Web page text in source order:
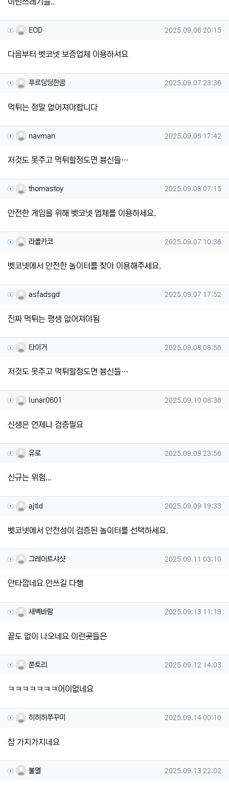
EOD님의 댓글
EOD 작성일
2025.09.06 20:15
다음부터 벳코넷 보증업체 이용하셔요
푸르딩딩한곰님의 댓글
푸르딩딩한곰 작성일
2025.09.07 23:36
먹튀는 정말 없어져야합니다
navman님의 댓글
navman 작성일
2025.09.06 17:42
저것도 못주고 먹튀할정도면 븅신들…
thomastoy님의 댓글
thomastoy 작성일
2025.09.08 07:15
안전한 게임을 위해 벳코넷 업체를 이용하세요.
라콜카코님의 댓글
라콜카코 작성일
2025.09.07 10:36
벳코넷에서 안전한 놀이터를 찾아 이용해주세요.
asfadsgd님의 댓글
asfadsgd 작성일
2025.09.07 17:52
진짜 먹튀는 평생 없어져야됨
타이거님의 댓글
타이거 작성일
2025.09.08 08:56
저것도 못주고 먹튀할정도면 븅신들…
lunar0601님의 댓글
lunar0601 작성일
2025.09.10 08:36
신생은 언제나 검증필요
유로님의 댓글
유로 작성일
2025.09.09 23:56
신규는 위험...
ajtld님의 댓글
ajtld 작성일
2025.09.09 19:33
벳코넷에서 안전성이 검증된 놀이터를 선택하세요.
그레이트샤샷님의 댓글
그레이트샤샷 작성일
2025.09.11 03:10
안타깝네요 안쓰길 다행
새벽바람님의 댓글
새벽바람 작성일
2025.09.13 11:19
끝도 없이 나오네요 이런곳들은
쭌토리님의 댓글
쭌토리 작성일
2025.09.12 14:03
ㅋㅋㅋㅋㅋㅋㅋ어이없네요
히히히쭈꾸미님의 댓글
히히히쭈꾸미 작성일
2025.09.14 00:10
참 가지가지네요
불멸님의 댓글
불멸 작성일
2025.09.13 22:02